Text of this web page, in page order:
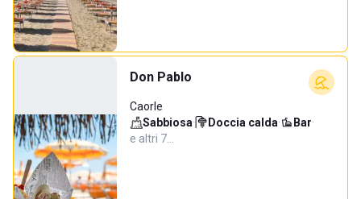
Don Pablo
Caorle
Sabbiosa· Doccia calda· Bar·
e altri 7…